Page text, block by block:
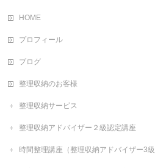
HOME
プロフィール
ブログ
整理収納のお客様
整理収納サービス
整理収納アドバイザー２級認定講座
時間整理講座（整理収納アドバイザー3級